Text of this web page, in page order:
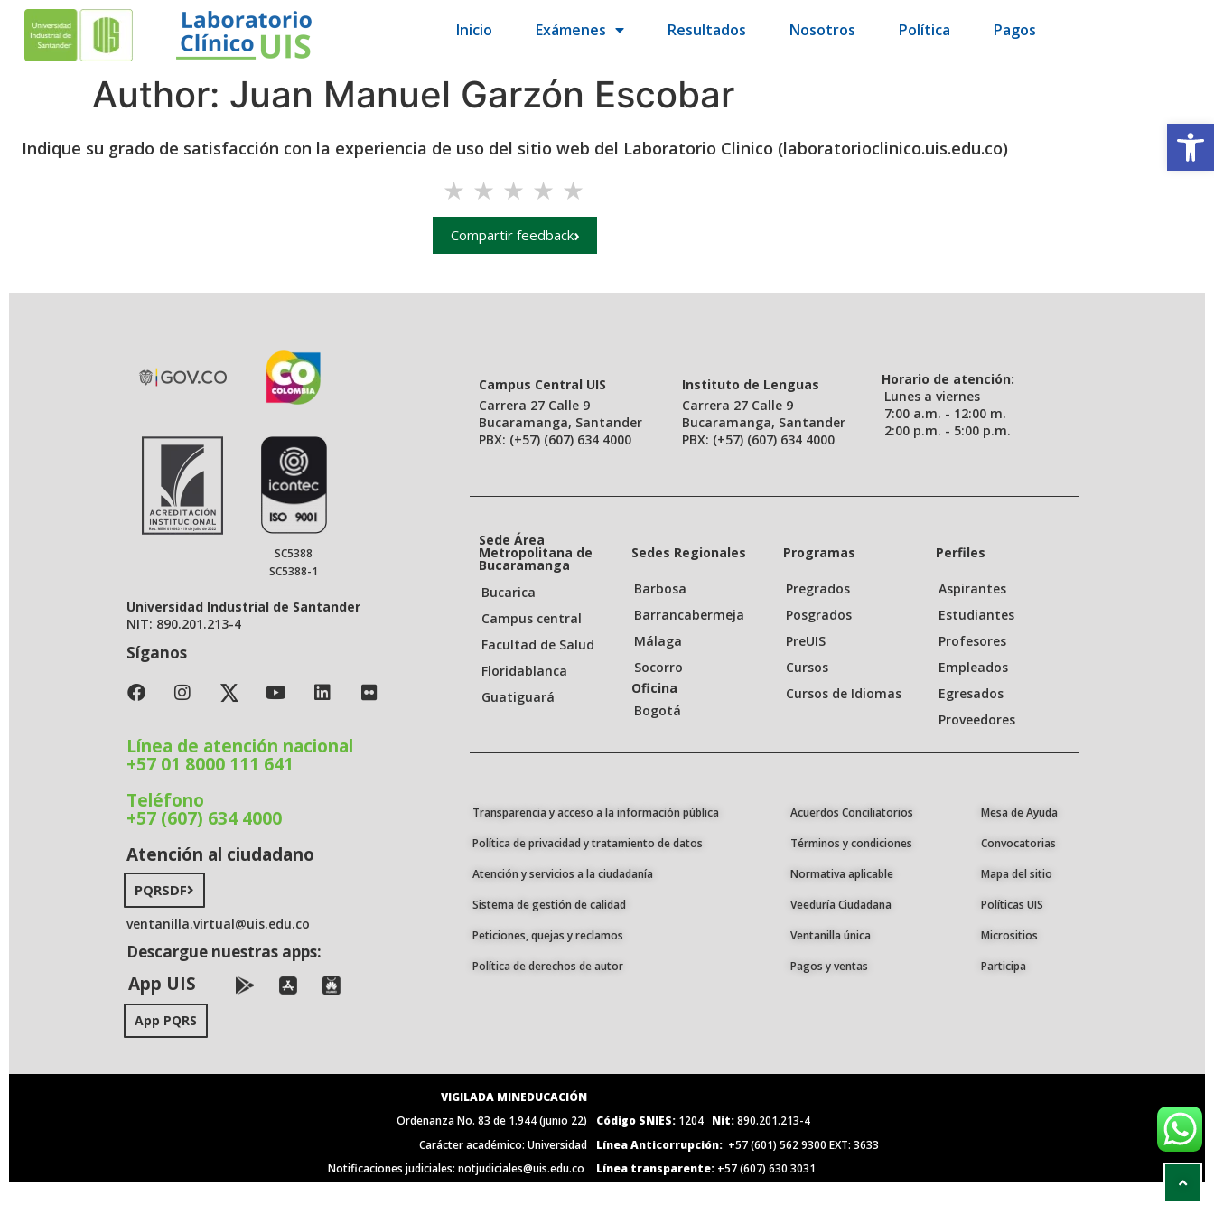
Inicio Exámenes Resultados Nosotros Política Pagos
Author: Juan Manuel Garzón Escobar
Indique su grado de satisfacción con la experiencia de uso del sitio web del Laboratorio Clinico (laboratorioclinico.uis.edu.co)